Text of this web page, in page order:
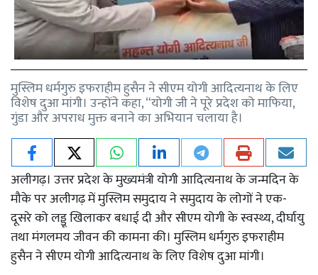
मुस्लिम धर्मगुरु इफराहीम हुसैन ने सीएम योगी आदित्यनाथ के लिए
विशेष दुआ मांगी। उन्होंने कहा, “योगी जी ने पूरे प्रदेश को माफिया,
गुंडा और अपराध मुक्त बनाने का अभियान चलाया है।
अलीगढ़। उत्तर प्रदेश के मुख्यमंत्री योगी आदित्यनाथ के जन्मदिन के
मौके पर अलीगढ़ में मुस्लिम समुदाय ने समुदाय के लोगों ने एक-
दूसरे को लड्डू खिलाकर बधाई दी और सीएम योगी के स्वस्थ्य, दीर्घायु
तथा मंगलमय जीवन की कामना की। मुस्लिम धर्मगुरु इफराहीम
हुसैन ने सीएम योगी आदित्यनाथ के लिए विशेष दुआ मांगी।